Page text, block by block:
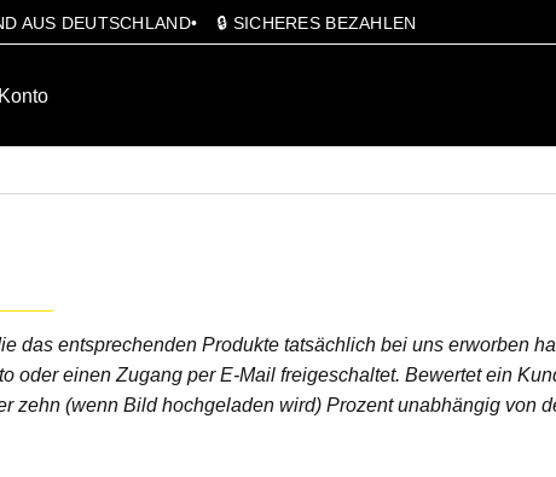
AUS DEUTSCHLAND 🔒 SICHERES BEZAHLEN
Konto
das entsprechenden Produkte tatsächlich bei uns erworben
oder einen Zugang per E-Mail freigeschaltet. Bewertet ein
zehn (wenn Bild hochgeladen wird) Prozent unabhängig von